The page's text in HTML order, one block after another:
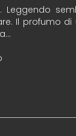
Leggendo
Il profumo